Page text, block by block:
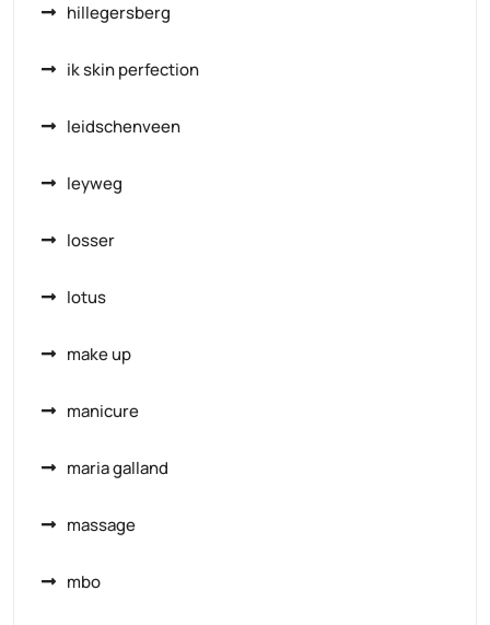
hillegersberg
ik skin perfection
leidschenveen
leyweg
losser
lotus
make up
manicure
maria galland
massage
mbo